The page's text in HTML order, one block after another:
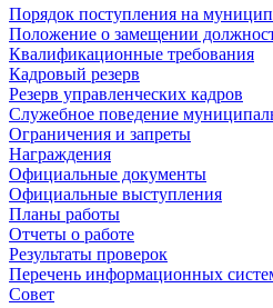
Порядок поступления на
Положение о замещении
Квалификационные требования
Кадровый резерв
Резерв управленческих кадров
Служебное поведение
Ограничения и запреты
Награждения
Официальные документы
Официальные выступления
Планы работы
Отчеты о работе
Результаты проверок
Перечень информационных
Совет